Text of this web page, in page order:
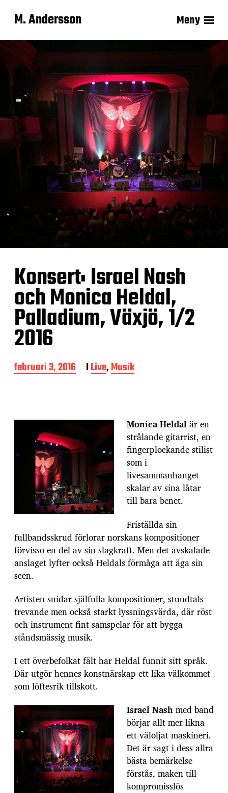
M. Andersson Meny
Konsert: Israel Nash
och Monica Heldal,
Palladium, Växjö, 1/2
2016
I
n
g
t
februari 3, 2016 ILive,Musik
Monica Heldalär en
strålande gitarrist, en
fingerplockande stilist
som i
livesammanhanget
skalar av sina låtar
till bara benet.
Friställda sin
fullbandsskrud förlorar norskans kompositioner
förvisso en del av sin slagkraft. Men det avskalade
anslaget lyfter också Heldals förmåga att äga sin
scen.
Artisten snidar själfulla kompositioner, stundtals
trevande men också starkt lyssningsvärda, där röst
och instrument fint samspelar för att bygga
ståndsmässig musik.
I ett överbefolkat fält har Heldal funnit sitt språk.
Där utgör hennes konstnärskap ett lika välkommet
som löftesrik tillskott.
Israel Nashmed band
börjar allt mer likna
ett väloljat maskineri.
Det är sagt i dess allra
bästa bemärkelse
förstås, maken till
kompromisslös